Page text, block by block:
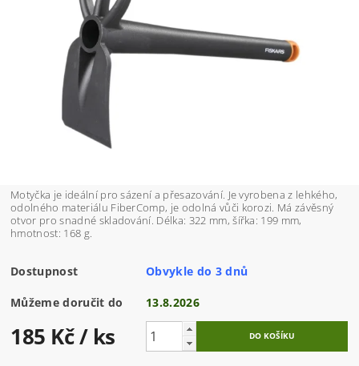
Motyčka je ideální pro sázení a přesazování. Je vyrobena z lehkého,
odolného materiálu FiberComp, je odolná vůči korozi. Má závěsný
otvor pro snadné skladování. Délka: 322 mm, šířka: 199 mm,
hmotnost: 168 g.
Dostupnost Obvykle do 3 dnů
Můžeme doručit do 13.8.2026
185 Kč/ ks